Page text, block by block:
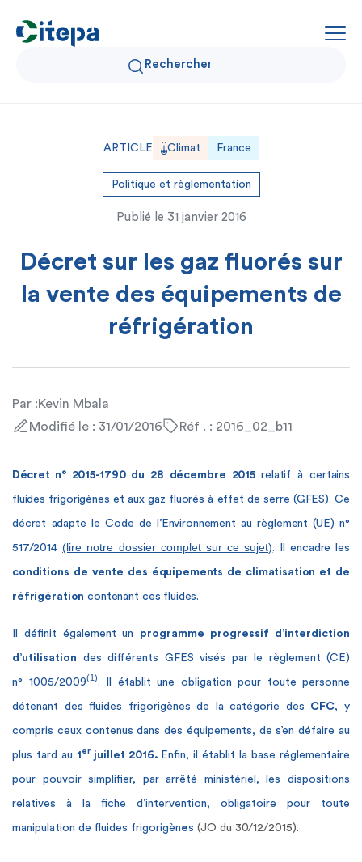
Qui sommes-nous ?
Données Air et Climat
Actualités et décryptages
Expertise et solutions
ARTICLE Climat France
Politique et règlementation
Publié le 31 janvier 2016
Décret sur les gaz fluorés sur
la vente des équipements de
réfrigération
Par :Kevin Mbala
Modifié le : 31/01/2016
Réf . : 2016_02_b11
Décret n° 2015-1790 du 28 décembre 2015relatif à certains
fluides frigorigènes et aux gaz fluorés à effet de serre (GFES). Ce
décret adapte le Code de l’Environnement au règlement (UE) n°
517/2014(lire notre dossier complet sur ce sujet). Il encadre les
conditions de vente des équipements de climatisation et de
réfrigération contenant ces fluides.
Il définit également un programme progressif d’interdiction
d’utilisation des différents GFES visés par le règlement (CE)
n° 1005/2009(1). Il établit une obligation pour toute personne
détenant des fluides frigorigènes de la catégorie des CFC, y
compris ceux contenus dans des équipements, de s’en défaire au
plus tard au 1 erjuillet 2016. Enfin, il établit la base réglementaire
pour pouvoir simplifier, par arrêté ministériel, les dispositions
relatives à la fiche d’intervention, obligatoire pour toute
manipulation de fluides frigorigènes (JO du 30/12/2015).